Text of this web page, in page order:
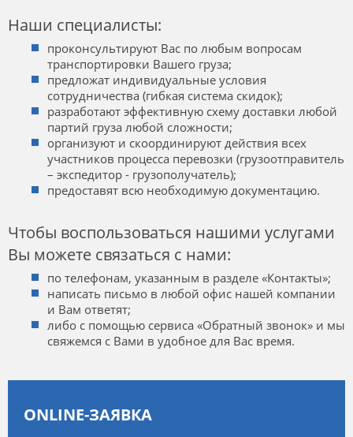
Наши специалисты:
проконсультируют Вас по любым вопросам
транспортировки Вашего груза;
предложат индивидуальные условия
сотрудничества (гибкая система скидок);
разработают эффективную схему доставки любой
партий груза любой сложности;
организуют и скоординируют действия всех
участников процесса перевозки (грузоотправитель
– экспедитор - грузополучатель);
предоставят всю необходимую документацию.
Чтобы воспользоваться нашими услугами
Вы можете связаться с нами:
по телефонам, указанным в разделе «Контакты»;
написать письмо в любой офис нашей компании
и Вам ответят;
либо с помощью сервиса «Обратный звонок» и мы
свяжемся с Вами в удобное для Вас время.
ONLINE-ЗАЯВКА